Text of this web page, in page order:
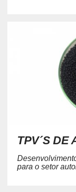
TPV´S DE
para o setor